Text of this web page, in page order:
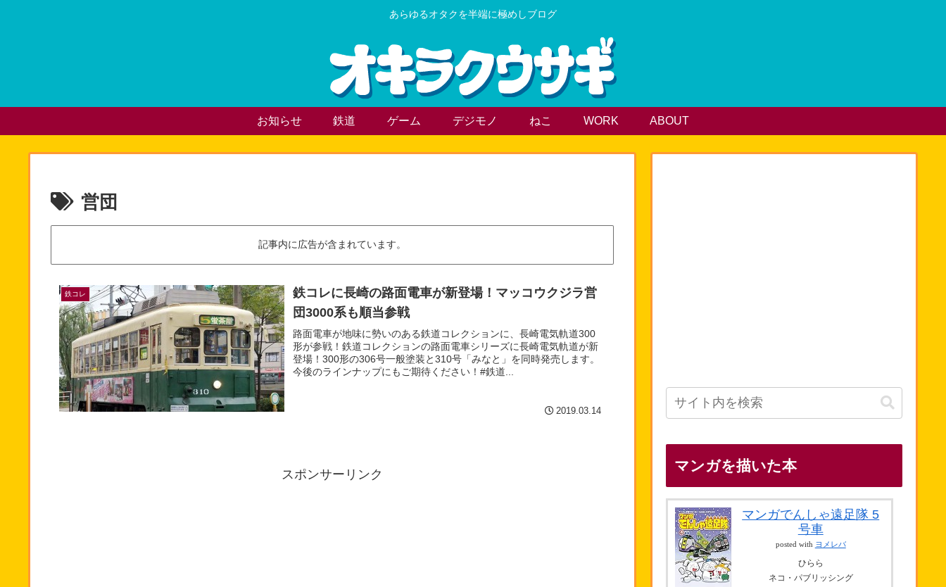
あらゆるオタクを半端に極めしブログ
お知らせ 鉄道 ゲーム デジモノ ねこ WORK ABOUT
営団
記事内に広告が含まれています。
鉄コレ
鉄コレに長崎の路面電車が新登場！マッコウクジラ営
団3000系も順当参戦
路面電車が地味に勢いのある鉄道コレクションに、長崎電気軌道300
形が参戦！鉄道コレクションの路面電車シリーズに長崎電気軌道が新
登場！300形の306号一般塗装と310号「みなと」を同時発売します。
今後のラインナップにもご期待ください！#鉄道...
2019.03.14
スポンサーリンク
マンガを描いた本
マンガでんしゃ遠足隊 5
号車
posted with ヨメレバ
ひらら
ネコ・パブリッシング